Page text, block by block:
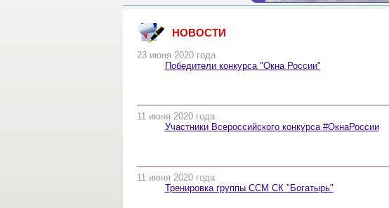
НОВОСТИ
23 июня 2020 года
Победители конкурса "Окна России"
11 июня 2020 года
Участники Всероссийского конкурса #ОкнаРоссии
11 июня 2020 года
Тренировка группы ССМ СК "Богатырь"